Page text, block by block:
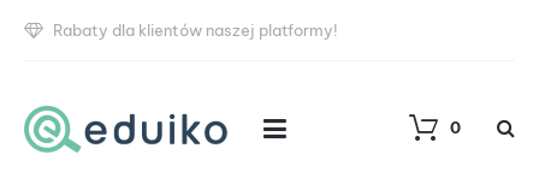
Rabaty dla klientów naszej platformy!
0